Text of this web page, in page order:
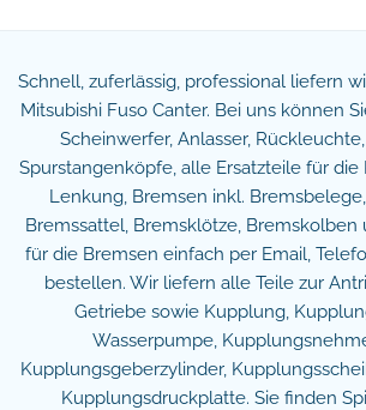
Schnell, zuferlässig, professional liefern
Mitsubishi Fuso Canter. Bei uns können
Scheinwerfer, Anlasser,
Spurstangenköpfe, alle Ersatzteile für die
Lenkung, Bremsen inkl.
Bremssattel, Bremsklötze, Bremskolben
für die Bremsen einfach per Email,
bestellen. Wir liefern alle Teile zur
Getriebe sowie Kupplung,
Wasserpumpe,
Kupplungsgeberzylinder,
Kupplungsdruckplatte. Sie finden